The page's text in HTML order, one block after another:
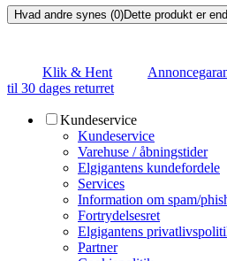
Hvad andre synes (0)Dette produkt er
Klik & Hent
til 30 dages returret
Kundeservice
Kundeservice
Varehuse / åbningstider
Elgigantens kundefordele
Services
Information om spam/
Fortrydelsesret
Elgigantens
Partner